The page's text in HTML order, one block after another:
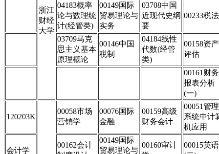
浙江
财经
大学
04183概率
论与数理统
计(经管类)
00149国际
贸易理论与
实务
03708中国
近现代史纲
要
00233税法
03709马克
思主义基本
原理概论
00146中国
税制
04184线性
代数(经管
类)
00158资产
评估
00161财务
报表分析
(一)
120203K
00058市场
营销学
00076国际
金融
00159高级
财务会计
00051管理
系统中计
机应用
会计学
00162会计
00149国际
贸易理论与
00160审计
00015英语